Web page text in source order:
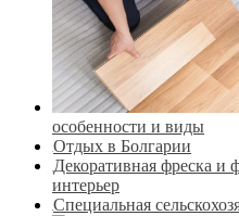
особенности и виды
Отдых в Болгарии
Декоративная фреска и
интерьер
Специальная